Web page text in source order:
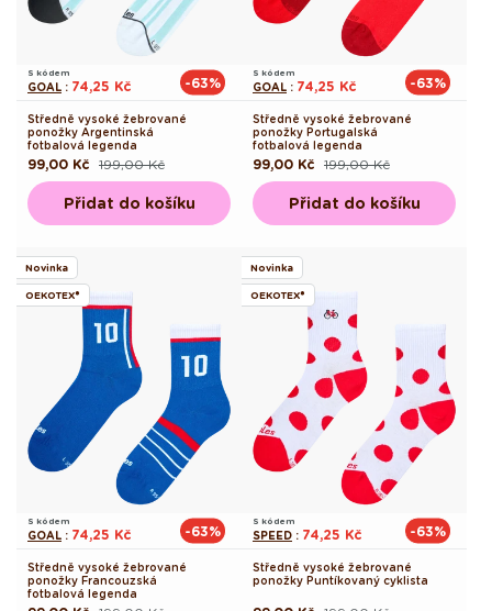
S kódem
GOAL : 74,25 Kč -63%
Středně vysoké žebrované
ponožky Argentinská
fotbalová legenda
Běžná
cena
199,00 Kč
Výprodejová
cena
99,00 Kč
Přidat do košíku
S kódem
GOAL : 74,25 Kč -63%
Středně vysoké žebrované
ponožky Portugalská
fotbalová legenda
Běžná
cena
199,00 Kč
Výprodejová
cena
99,00 Kč
Přidat do košíku
Novinka
OEKOTEX®
S kódem
GOAL : 74,25 Kč -63%
Středně vysoké žebrované
ponožky Francouzská
fotbalová legenda
Novinka
OEKOTEX®
S kódem
SPEED : 74,25 Kč -63%
Středně vysoké žebrované
ponožky Puntíkovaný cyklista